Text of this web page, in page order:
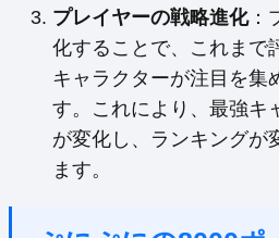
プレイヤーの戦略進化：
化することで、これまで
キャラクターが注目を集
す。これにより、最強キ
が変化し、ランキングが
ます。